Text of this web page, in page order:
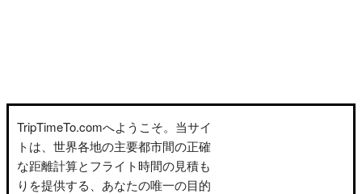
TripTimeTo.comへようこそ。当サイ
トは、世界各地の主要都市間の正確
な距離計算とフライト時間の見積も
りを提供する、あなたの唯一の目的